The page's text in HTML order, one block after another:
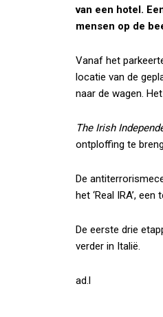
van een hotel.
mensen op de
Vanaf het
locatie van de
naar de wagen.
The Irish
ontploffing te
De
het ‘Real IRA’,
De eerste drie
verder in Italië.
ad.l